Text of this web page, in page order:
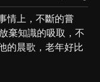
情上，不斷的嘗
棄知識的吸取，不
的晨歌，老年好比